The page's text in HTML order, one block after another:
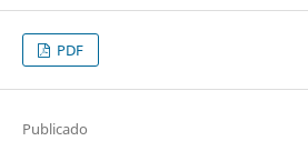
PDF
Publicado